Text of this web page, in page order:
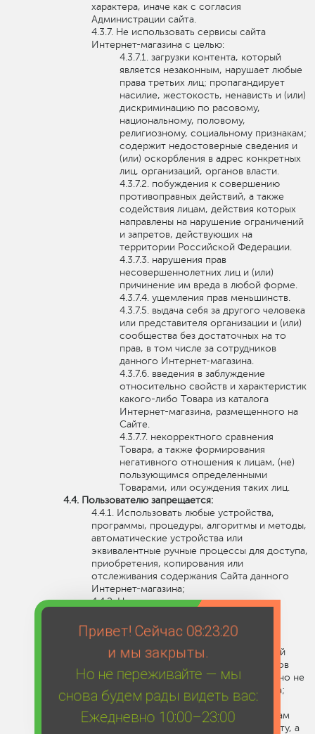
Привет! Сейчас 08:23:20
и мы закрыты.
Но не переживайте — мы
снова будем рады видеть вас:
Ежедневно 10:00–23:00
характера, иначе как с согласия
Администрации сайта.
Не использовать сервисы сайта
Интернет-магазина с целью:
загрузки контента, который
является незаконным, нарушает любые
права третьих лиц; пропагандирует
насилие, жестокость, ненависть и (или)
дискриминацию по расовому,
национальному, половому,
религиозному, социальному признакам;
содержит недостоверные сведения и
(или) оскорбления в адрес конкретных
лиц, организаций, органов власти.
побуждения к совершению
противоправных действий, а также
содействия лицам, действия которых
направлены на нарушение ограничений
и запретов, действующих на
территории Российской Федерации.
нарушения прав
несовершеннолетних лиц и (или)
причинение им вреда в любой форме.
ущемления прав меньшинств.
выдача себя за другого человека
или представителя организации и (или)
сообщества без достаточных на то
прав, в том числе за сотрудников
данного Интернет-магазина.
введения в заблуждение
относительно свойств и характеристик
какого-либо Товара из каталога
Интернет-магазина, размещенного на
Сайте.
некорректного сравнения
Товара, а также формирования
негативного отношения к лицам, (не)
пользующимся определенными
Товарами, или осуждения таких лиц.
Пользователю запрещается:
Использовать любые устройства,
программы, процедуры, алгоритмы и методы,
автоматические устройства или
эквивалентные ручные процессы для доступа,
приобретения, копирования или
отслеживания содержания Сайта данного
Интернет-магазина;
Нарушать надлежащее
Любым способом обходить
навигационную структуру Сайта для
получения или попытки получения любой
информации, документов или материалов
любыми средствами, которые специально не
представлены сервисами данного Сайта;
Несанкционированный доступ к
функциям Сайта, любым другим системам
или сетям, относящимся к данному Сайту, а